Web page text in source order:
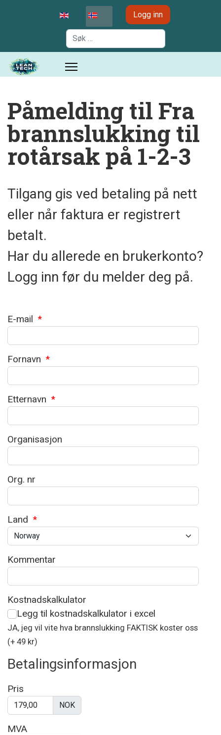
Logg inn
Søk
Påmelding til Fra
brannslukking til
rotårsak på 1-2-3
Tilgang gis ved betaling på nett
eller når faktura er registrert
betalt.
Har du allerede en brukerkonto?
Logg inn før du melder deg på.
E-mail *
Fornavn *
Etternavn *
Organisasjon
Org. nr
Land *
Kommentar
Kostnadskalkulator
Legg til kostnadskalkulator i excel
JA, jeg vil vite hva brannslukking FAKTISK koster oss
(+ 49 kr)
Betalingsinformasjon
Pris
NOK
MVA